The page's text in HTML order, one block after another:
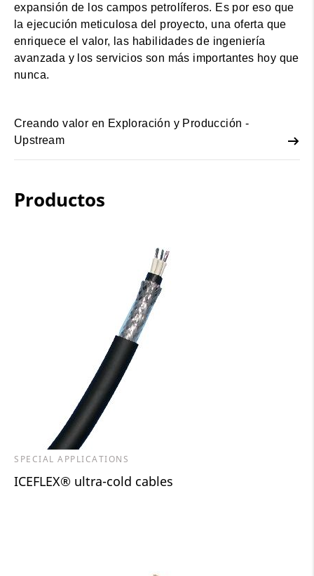
expansión de los campos petrolíferos. Es por eso que
la ejecución meticulosa del proyecto, una oferta que
enriquece el valor, las habilidades de ingeniería
avanzada y los servicios son más importantes hoy que
nunca.
Creando valor en Exploración y Producción -
Upstream
Productos
SPECIAL APPLICATIONS
ICEFLEX® ultra-cold cables